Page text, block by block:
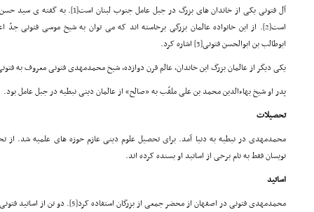
آل فتونی یکی از خاندان های بزرگ در جبل عامل جنوب لبنان است[1] . به گفته ی سید حسن
است[2] . از این خانواده عالمان بزرگی برخاسته اند که می توان به شیخ موسی فتونی جدّ
ابوطالب بن ابوالحسن فتونی[3]
اشاره کرد.
یکی دیگر از عالمان بزرگ این خاندان، عالم قرن دوازده، شیخ محمدمهدی فتونی معروف به
پدر او شیخ بهاءالدین محمد بن علی ملقّب به «صالح» از عالمان دینی نبطیه در جبل عامل بود.
تحصیلات
محمدمهدی در نبطیه به دنیا آمد. برای تحصیل علوم دینی عازم حوزه های علمیه شد.
نویسان فقط به نام برخی از اساتید او بسنده کرده اند.
اساتید
محمدمهدی فتونی در اصفهان از محضر جمعی از بزرگان استفاده کرد[5] . دو تن از اساتید